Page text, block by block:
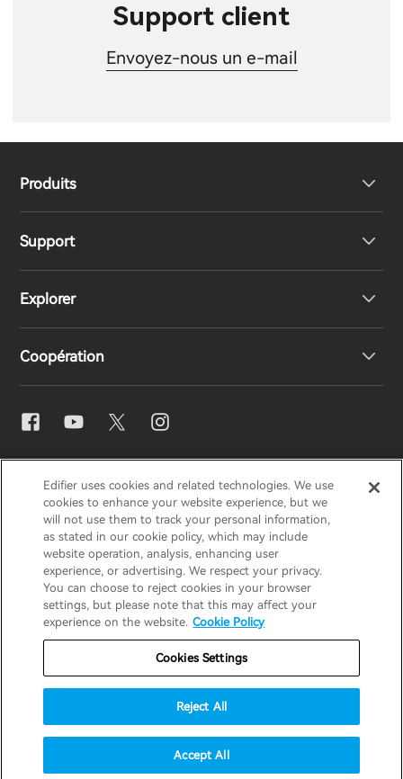
Support client
Envoyez-nous un e-mail
Produits
Haut-parleurs
Écouteurs
Casques
Support
Support produit
Déclaration de conformité UE
Contactez-nous
Explorer
Notre histoire
Presse
Blogues
Prix ​​de conception
Responsabilités sociales
Coopération
Distributeurs régionaux
Devenez distributeurs
Avis de confidentialitéAvis sur les cookies
Politique de garantie
Politique de garantie
Conditions d'utilisation
Avis important
France / Français
© 2026 Edifier. All rights reserved.
Edifier uses cookies and related technologies. We use
cookies to enhance your website experience, but we
will not use them to track your personal information,
as stated in our cookie policy, which may include
website operation, analysis, enhancing user
experience, or advertising. We respect your privacy.
You can choose to reject cookies in your browser
settings, but please note that this may affect your
experience on the website. Cookie Policy
Cookies Settings
Reject All
Accept All